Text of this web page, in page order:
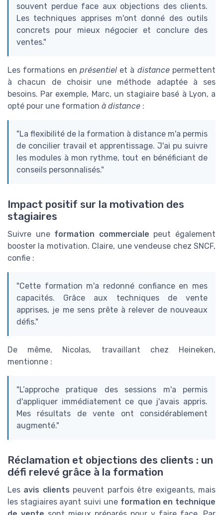
souvent perdue face aux objections des clients.
Les techniques apprises m'ont donné des outils
concrets pour mieux négocier et conclure des
ventes."
Les formations en présentielet à distancepermettent
à chacun de choisir une méthode adaptée à ses
besoins. Par exemple, Marc, un stagiaire basé à Lyon, a
opté pour une formation à distance :
"La flexibilité de la formation à distance m'a permis
de concilier travail et apprentissage. J'ai pu suivre
les modules à mon rythme, tout en bénéficiant de
conseils personnalisés."
Impact positif sur la motivation des
stagiaires
Suivre une formation commerciale peut également
booster la motivation. Claire, une vendeuse chez SNCF,
confie :
"Cette formation m'a redonné confiance en mes
capacités. Grâce aux techniques de vente
apprises, je me sens prête à relever de nouveaux
défis."
De même, Nicolas, travaillant chez Heineken,
mentionne :
"L’approche pratique des sessions m'a permis
d'appliquer immédiatement ce que j'avais appris.
Mes résultats de vente ont considérablement
augmenté."
Réclamation et objections des clients : un
défi relevé grâce à la formation
Les avis clients peuvent parfois être exigeants, mais
les stagiaires ayant suivi une formation en technique